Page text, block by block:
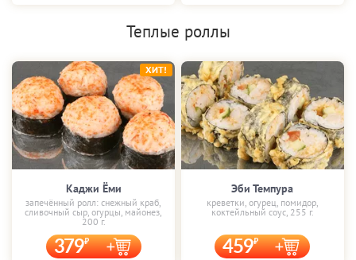
Теплые роллы
Каджи Ёми
запечённый ролл: снежный краб,
сливочный сыр, огурцы, майонез,
200 г.
379
ХИТ!
Эби Темпура
креветки, огурец, помидор,
коктейльный соус, 255 г.
459